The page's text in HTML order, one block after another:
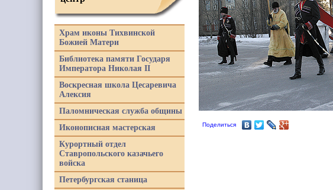
Поделиться
Храм иконы Тихвинской
Божией Матери
Библиотека памяти Государя
Императора Николая II
Воскресная школа Цесаревича
Алексия
Паломническая служба общины
Иконописная мастерская
Курортный отдел
Ставропольского казачьего
войска
Петербургская станица